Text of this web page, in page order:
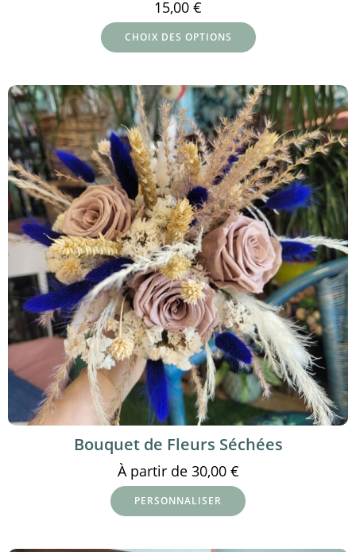
15,00 €
CHOIX DES OPTIONS
Bouquet de Fleurs Séchées
À partir de 30,00 €
PERSONNALISER